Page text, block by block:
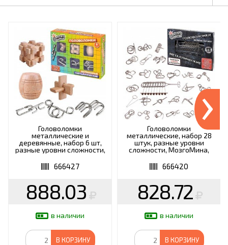
Головоломки
металлические и
деревянные, набор 6 шт,
разные уровни сложности,
666427
888.03
в наличии
В КОРЗИНУ
Головоломки
металлические, набор 28
штук, разные уровни
сложности, МозгоМина,
666420
828.72
в наличии
В КОРЗИНУ
›